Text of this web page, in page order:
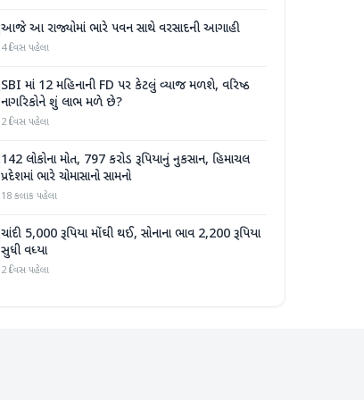
આજે આ રાજ્યોમાં ભારે પવન સાથે વરસાદની આગાહી
4 દિવસ પહેલા
SBI માં 12 મહિનાની FD પર કેટલું વ્યાજ મળશે, વરિષ્ઠ
નાગરિકોને શું લાભ મળે છે?
2 દિવસ પહેલા
142 લોકોના મોત, 797 કરોડ રૂપિયાનું નુકસાન, હિમાચલ
પ્રદેશમાં ભારે ચોમાસાનો સામનો
18 કલાક પહેલા
ચાંદી 5,000 રૂપિયા મોંઘી થઈ, સોનાના ભાવ 2,200 રૂપિયા
સુધી વધ્યા
2 દિવસ પહેલા